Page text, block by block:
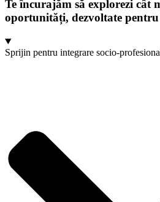
Te încurajăm să explorezi cât
oportunități, dezvoltate pentru
Sprijin pentru integrare socio-